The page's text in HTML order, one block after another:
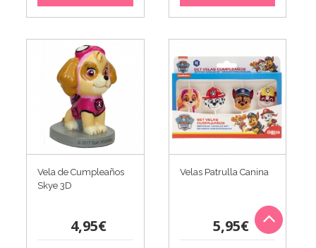
Vela de Cumpleaños
Skye 3D
4,95€
Velas Patrulla Canina
5,95€